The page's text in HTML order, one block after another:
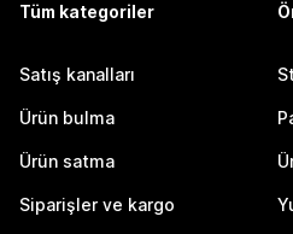
Tüm kategoriler
Satış kanalları
Ürün bulma
Ürün satma
Siparişler ve kargo